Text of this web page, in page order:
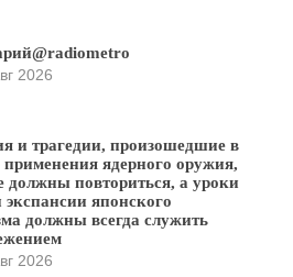
2026
и трагедии, произошедшие в
применения ядерного оружия,
должны повториться, а уроки
экспансии японского
должны всегда служить
2026